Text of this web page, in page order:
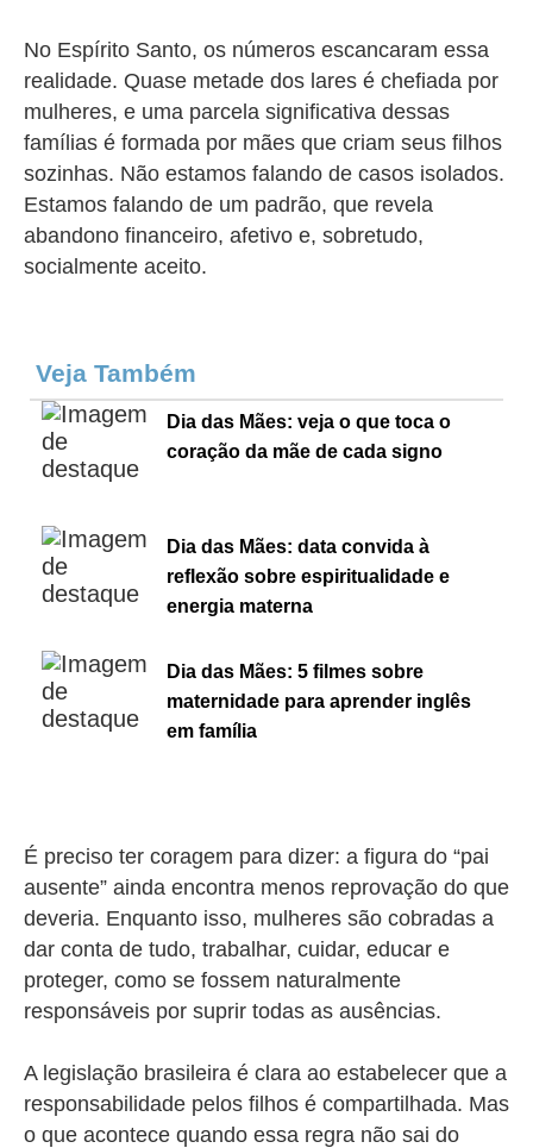
No Espírito Santo, os números escancaram essa
realidade. Quase metade dos lares é chefiada por
mulheres, e uma parcela significativa dessas
famílias é formada por mães que criam seus filhos
sozinhas. Não estamos falando de casos isolados.
Estamos falando de um padrão, que revela
abandono financeiro, afetivo e, sobretudo,
socialmente aceito.
Veja Também
Dia das Mães: veja o que toca o
coração da mãe de cada signo
Dia das Mães: data convida à
reflexão sobre espiritualidade e
energia materna
Dia das Mães: 5 filmes sobre
maternidade para aprender inglês
em família
É preciso ter coragem para dizer: a figura do “pai
ausente” ainda encontra menos reprovação do que
deveria. Enquanto isso, mulheres são cobradas a
dar conta de tudo, trabalhar, cuidar, educar e
proteger, como se fossem naturalmente
responsáveis por suprir todas as ausências.
A legislação brasileira é clara ao estabelecer que a
responsabilidade pelos filhos é compartilhada. Mas
o que acontece quando essa regra não sai do